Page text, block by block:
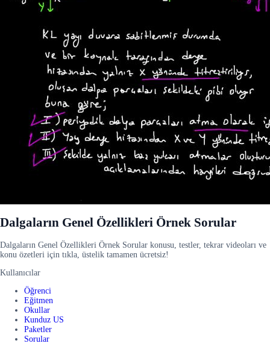
Dalgaların Genel Özellikleri Örnek Sorular
Dalgaların Genel Özellikleri Örnek Sorular konusu, testler, tekrar videoları ve
konu özetleri için tıkla, üstelik tamamen ücretsiz!
Kullanıcılar
Öğrenci
Eğitmen
Okullar
Kunduz US
Paketler
Sorular